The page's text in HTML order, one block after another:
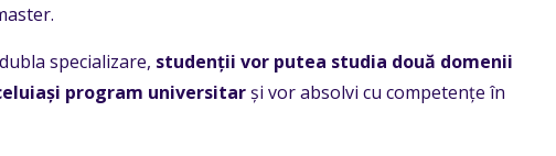
specializare, studenții vor putea studia două domenii
program universitarși vor absolvi cu competențe în